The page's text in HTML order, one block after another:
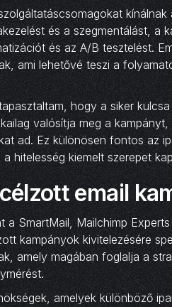
és a szegmentálást, a
és az A/B tesztelést.
ami lehetővé teszi a
hogy a siker
valósítja meg a
ad. Ez különösen fontos az
hitelesség kiemelt szerepet
email
a SmartMail, Mailchimp
kampányok kivitelezésére
amely magában foglalja a
amelyek különböző